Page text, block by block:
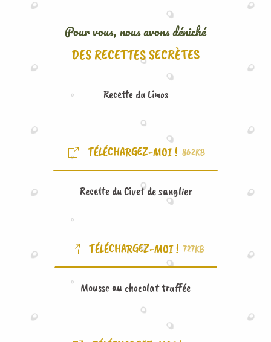
Pour vous, nous avons déniché
DES RECETTES SECRÈTES
Recette du Limos
TÉLÉCHARGEZ-MOI ! 862KB
Recette du Civet de sanglier
TÉLÉCHARGEZ-MOI ! 727KB
Mousse au chocolat truffée